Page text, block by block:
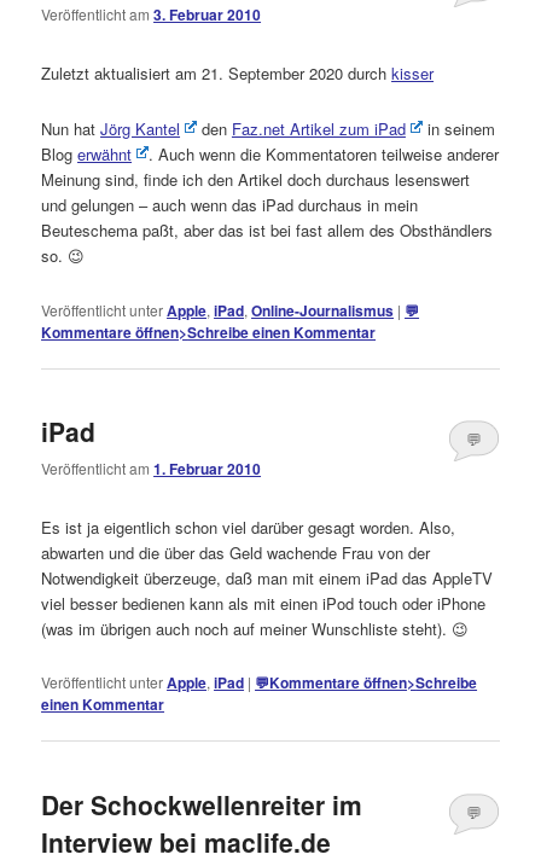
Veröffentlicht am3. Februar 2010
Zuletzt aktualisiert am 21. September 2020 durchkisser
Nun hatJörg Kantel den Faz.net Artikel zum iPad
in seinem
Blogerwähnt
. Auch wenn die Kommentatoren teilweise anderer
Meinung sind, finde ich den Artikel doch durchaus lesenswert
und gelungen – auch wenn das iPad durchaus in mein
Beuteschema paßt, aber das ist bei fast allem des Obsthändlers
so. 😉
Veröffentlicht unterApple,iPad,Online-Journalismus | 💬
Kommentare öffnen>Schreibe einen Kommentar
iPad
Veröffentlicht am1. Februar 2010
💬
öffnen
Es ist ja eigentlich schon viel darüber gesagt worden. Also,
abwarten und die über das Geld wachende Frau von der
Notwendigkeit überzeuge, daß man mit einem iPad das AppleTV
viel besser bedienen kann als mit einen iPod touch oder iPhone
(was im übrigen auch noch auf meiner Wunschliste steht). 😉
Veröffentlicht unterApple,iPad | 💬Kommentare öffnen>Schreibe
einen Kommentar
Der Schockwellenreiter im
Interview bei maclife.de
💬